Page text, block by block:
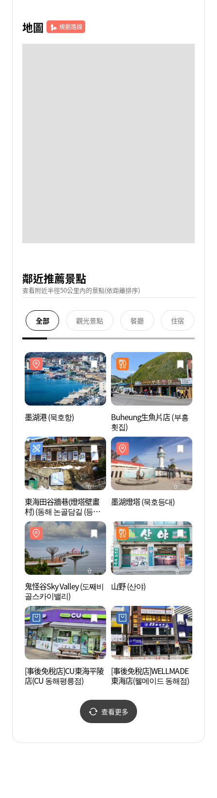
地圖 規劃路線
鄰近推薦景點
查看附近半徑50公里內的景點(依距離排序)
全部 觀光景點 餐廳 住宿
墨湖港 (묵호항)
Buheung生魚片店 (부흥
횟집)
東海田谷牆巷(燈塔壁畫
村) (동해 논골담길 (등대
담화마을))
墨湖燈塔 (묵호등대)
鬼怪谷Sky Valley (도째비
골스카이밸리)
山野 (산야)
[事後免稅店]CU東海平陵
店(CU 동해평릉점)
[事後免稅店]WELLMADE
東海店(웰메이드 동해점)
查看更多